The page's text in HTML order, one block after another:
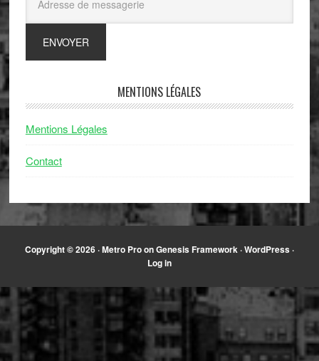
MENTIONS LÉGALES
Mentions Légales
Contact
Copyright © 2026 ·Metro ProonGenesis Framework ·WordPress ·
Log in